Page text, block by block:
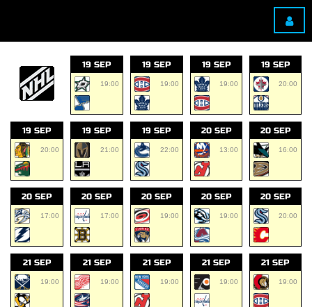
19 SEP
19:00
19 SEP
19:00
19 SEP
19:00
19 SEP
20:00
19 SEP
20:00
19 SEP
21:00
19 SEP
22:00
20 SEP
13:00
20 SEP
16:00
20 SEP
17:00
20 SEP
17:00
20 SEP
19:00
20 SEP
19:00
20 SEP
20:00
21 SEP
19:00
21 SEP
19:00
21 SEP
19:00
21 SEP
19:00
21 SEP
19:00